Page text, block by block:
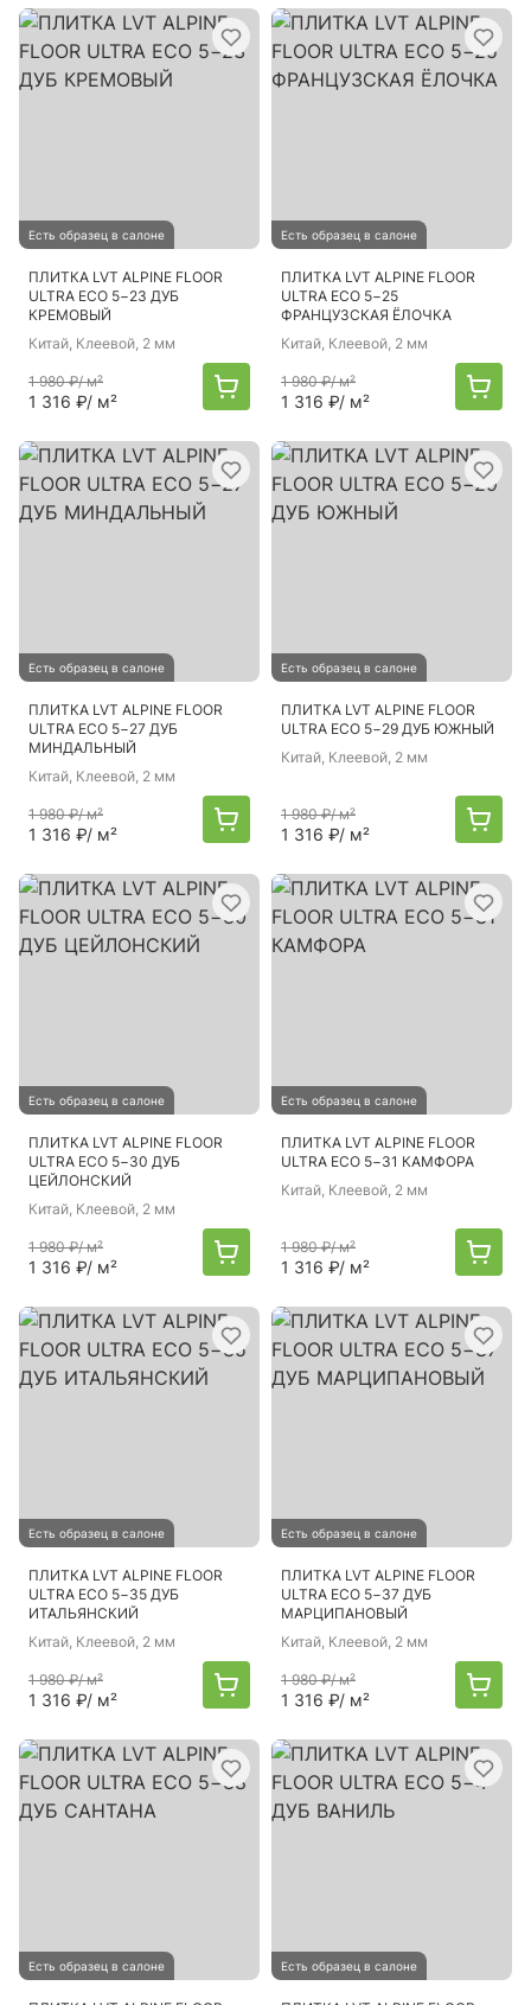
Есть образец в салоне
ПЛИТКА LVT ALPINE FLOOR
ULTRA ECO 5−23 ДУБ
КРЕМОВЫЙ
Китай, Клеевой, 2 мм
1 980 ₽/ м²
1 316 ₽/ м²
Есть образец в салоне
ПЛИТКА LVT ALPINE FLOOR
ULTRA ECO 5−25
ФРАНЦУЗСКАЯ ЁЛОЧКА
Китай, Клеевой, 2 мм
1 980 ₽/ м²
1 316 ₽/ м²
Есть образец в салоне
ПЛИТКА LVT ALPINE FLOOR
ULTRA ECO 5−27 ДУБ
МИНДАЛЬНЫЙ
Китай, Клеевой, 2 мм
1 980 ₽/ м²
1 316 ₽/ м²
Есть образец в салоне
ПЛИТКА LVT ALPINE FLOOR
ULTRA ECO 5−29 ДУБ ЮЖНЫЙ
Китай, Клеевой, 2 мм
1 980 ₽/ м²
1 316 ₽/ м²
Есть образец в салоне
ПЛИТКА LVT ALPINE FLOOR
ULTRA ECO 5−30 ДУБ
ЦЕЙЛОНСКИЙ
Китай, Клеевой, 2 мм
1 980 ₽/ м²
1 316 ₽/ м²
Есть образец в салоне
ПЛИТКА LVT ALPINE FLOOR
ULTRA ECO 5−31 КАМФОРА
Китай, Клеевой, 2 мм
1 980 ₽/ м²
1 316 ₽/ м²
Есть образец в салоне
ПЛИТКА LVT ALPINE FLOOR
ULTRA ECO 5−35 ДУБ
ИТАЛЬЯНСКИЙ
Китай, Клеевой, 2 мм
1 980 ₽/ м²
1 316 ₽/ м²
Есть образец в салоне
ПЛИТКА LVT ALPINE FLOOR
ULTRA ECO 5−37 ДУБ
МАРЦИПАНОВЫЙ
Китай, Клеевой, 2 мм
1 980 ₽/ м²
1 316 ₽/ м²
Есть образец в салоне Есть образец в салоне